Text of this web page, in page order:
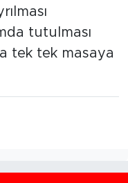
tutulması
tek tek masaya